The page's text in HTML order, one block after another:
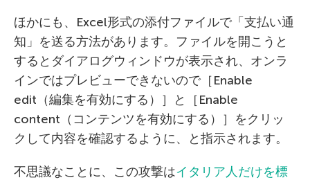
ほかにも、Excel形式の添付ファイルで「支払い通
知」を送る方法があります。ファイルを開こうと
するとダイアログウィンドウが表示され、オンラ
インではプレビューできないので［Enable
edit（編集を有効にする）］と［Enable
content（コンテンツを有効にする）］をクリッ
クして内容を確認するように、と指示されます。
不思議なことに、この攻撃はイタリア人だけを標